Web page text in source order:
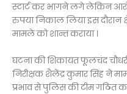
स्टार्ट कर भागने लगे लेकिन
रुपया निकाल लिया इस दौरान
मामले को शान्त कराया ।
घटना की शिकायत फूलचंद चौधरी
निरीक्षक शैलेंद्र कुमार सिंह ने
प्रभाव से पुलिस की टीम गठित